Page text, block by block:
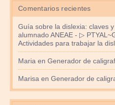
Comentarios recientes
Guía sobre la dislexia: claves
alumnado ANEAE - ▷
Actividades para trabajar la
Maria en Generador de
Marisa en Generador de